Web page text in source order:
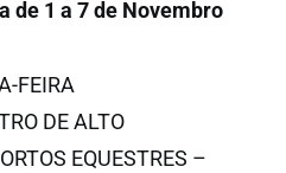
de 1 a 7 de Novembro
FEIRA
DE ALTO
EQUESTRES –